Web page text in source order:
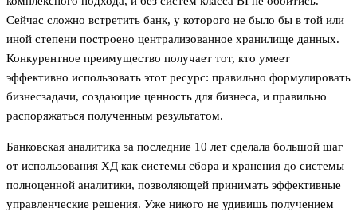
Сейчас сложно встретить банк, у которого не было бы в той или
иной степени построено централизованное хранилище данных.
Конкурентное преимущество получает тот, кто умеет
эффективно использовать этот ресурс: правильно формулировать
бизнес­задачи, создающие ценность для бизнеса, и правильно
распоряжаться полученным результатом.
Банковская аналитика за последние 10 лет сделала большой шаг
от использования ХД как системы сбора и хранения до системы
полноценной аналитики, позволяющей принимать эффективные
управленческие решения. Уже никого не удивишь получением